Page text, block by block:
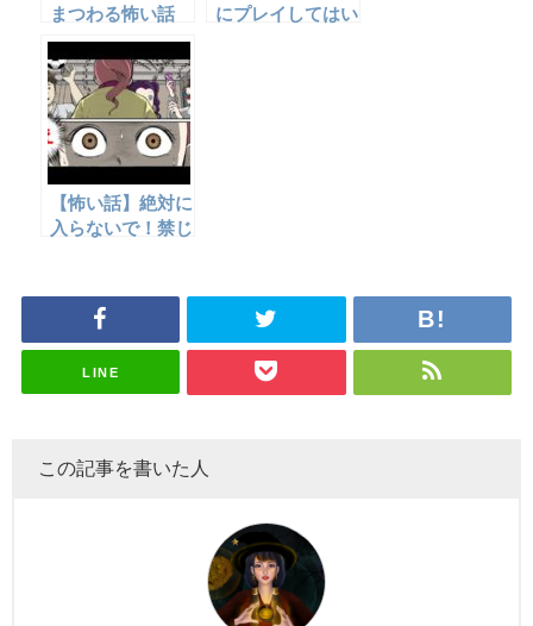
まつわる怖い話
にプレイしてはい
【怖い話】絶対に
入らないで！禁じ
LINE
この記事を書いた人